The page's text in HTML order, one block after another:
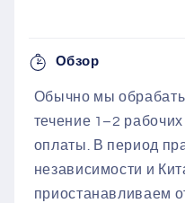
Обзор
Обычно мы
течение 1–2
оплаты. В период
независимости и
приостанавливаем